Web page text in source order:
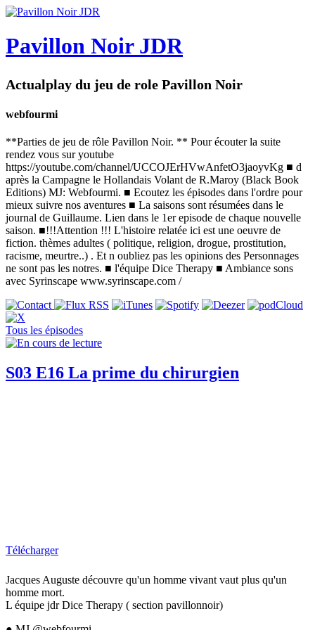
Pavillon Noir JDR
Actualplay du jeu de role Pavillon Noir
webfourmi
**Parties de jeu de rôle Pavillon Noir. ** Pour écouter la suite
rendez vous sur youtube
https://youtube.com/channel/UCCOJErHVwAnfetO3jaoyvKg ■ d
après la Campagne le Hollandais Volant de R.Maroy (Black Book
Editions) MJ: Webfourmi. ■ Ecoutez les épisodes dans l'ordre pour
mieux suivre nos aventures ■ La saisons sont résumées dans le
journal de Guillaume. Lien dans le 1er episode de chaque nouvelle
saison. ■!!!Attention !!! L'histoire relatée ici est une oeuvre de
fiction. thèmes adultes ( politique, religion, drogue, prostitution,
racisme, meurtre..) . Et n oubliez pas les opinions des Personnages
ne sont pas les notres. ■ l'équipe Dice Therapy ■ Ambiance sons
avec Syrinscape www.syrinscape.com /
Tous les épisodes
S03 E16 La prime du chirurgien
Télécharger
Jacques Auguste découvre qu'un homme vivant vaut plus qu'un
homme mort.
L équipe jdr Dice Therapy ( section pavillonnoir)